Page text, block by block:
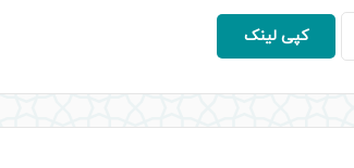
کپی لینک